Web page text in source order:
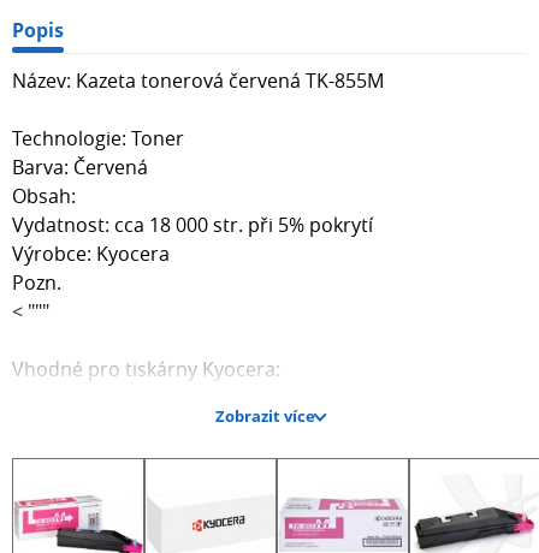
Popis
Název: Kazeta tonerová červená TK-855M
Technologie: Toner
Barva: Červená
Obsah:
Vydatnost: cca 18 000 str. při 5% pokrytí
Výrobce: Kyocera
Pozn.
< """
Vhodné pro tiskárny Kyocera:
TASKalfa 400ci, TASKalfa 500ci, TASKalfa 552ci, a další
Zobrazit více